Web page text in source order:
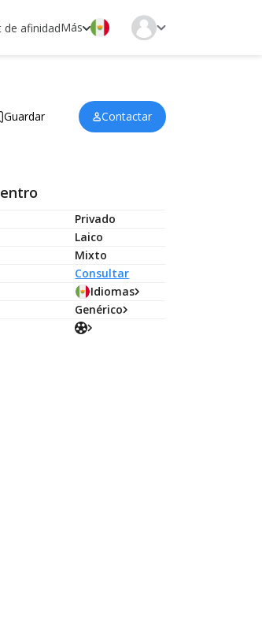
de afinidadMás
Guardar Contactar
Privado
Laico
Mixto
Consultar
Idiomas
Genérico